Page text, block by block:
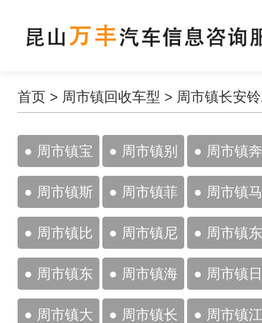
首页 > 周市镇回收车型 > 周市镇长安
● 周市镇宝
马
● 周市镇别
克
● 周市镇奔
驰
● 周市镇斯
柯达
● 周市镇菲
亚特
● 周市镇马
自达
● 周市镇比
亚迪
● 周市镇尼
桑
● 周市镇东
风
● 周市镇东
风雪铁龙
● 周市镇海
马
● 周市镇日
产
● 周市镇大 ● 周市镇长 ● 周市镇江